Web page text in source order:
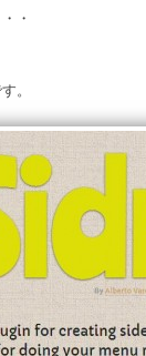
・
。